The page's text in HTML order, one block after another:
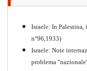
Israele: In
n°96,1933)
Israele: Note
problema